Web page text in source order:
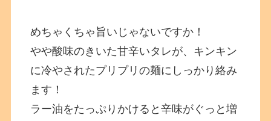
めちゃくちゃ旨いじゃないですか！
やや酸味のきいた甘辛いタレが、キンキン
に冷やされたプリプリの麺にしっかり絡み
ます！
ラー油をたっぷりかけると辛味がぐっと増